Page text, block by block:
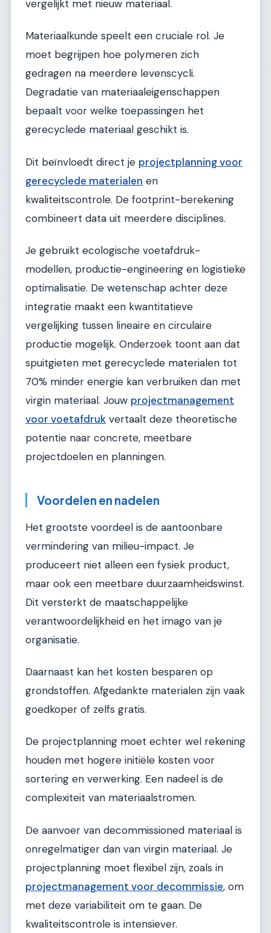
vergelijkt met nieuw materiaal.
Materiaalkunde speelt een cruciale rol. Je
moet begrijpen hoe polymeren zich
gedragen na meerdere levenscycli.
Degradatie van materiaaleigenschappen
bepaalt voor welke toepassingen het
gerecyclede materiaal geschikt is.
Dit beïnvloedt direct je projectplanning voor
gerecyclede materialen en
kwaliteitscontrole. De footprint-berekening
combineert data uit meerdere disciplines.
Je gebruikt ecologische voetafdruk-
modellen, productie-engineering en logistieke
optimalisatie. De wetenschap achter deze
integratie maakt een kwantitatieve
vergelijking tussen lineaire en circulaire
productie mogelijk. Onderzoek toont aan dat
spuitgieten met gerecyclede materialen tot
70% minder energie kan verbruiken dan met
virgin materiaal. Jouw projectmanagement
voor voetafdruk vertaalt deze theoretische
potentie naar concrete, meetbare
projectdoelen en planningen.
Voordelen en nadelen
Het grootste voordeel is de aantoonbare
vermindering van milieu-impact. Je
produceert niet alleen een fysiek product,
maar ook een meetbare duurzaamheidswinst.
Dit versterkt de maatschappelijke
verantwoordelijkheid en het imago van je
organisatie.
Daarnaast kan het kosten besparen op
grondstoffen. Afgedankte materialen zijn vaak
goedkoper of zelfs gratis.
De projectplanning moet echter wel rekening
houden met hogere initiële kosten voor
sortering en verwerking. Een nadeel is de
complexiteit van materiaalstromen.
De aanvoer van decommissioned materiaal is
onregelmatiger dan van virgin materiaal. Je
projectplanning moet flexibel zijn, zoals in
projectmanagement voor decommissie, om
met deze variabiliteit om te gaan. De
kwaliteitscontrole is intensiever.